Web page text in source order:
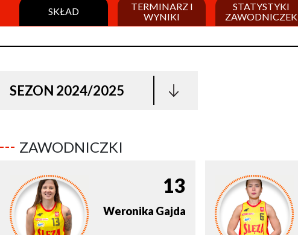
SKŁAD
TERMINARZ I
WYNIKI
STATYSTYKI
ZAWODNICZEK
SEZON 2024/2025
ZAWODNICZKI
13
Weronika Gajda